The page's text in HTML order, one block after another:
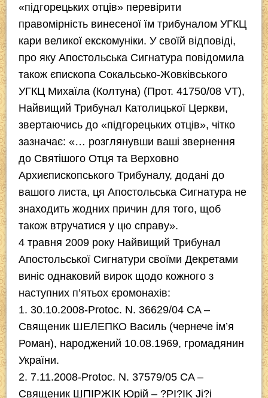
«підгорецьких отців» перевірити
правомірність винесеної їм трибуналом УГКЦ
кари великої екскомуніки. У своїй відповіді,
про яку Апостольська Сигнатура повідомила
також єпископа Сокальсько-Жовківського
УГКЦ Михаїла (Колтуна) (Прот. 41750/08 VT),
Найвищий Трибунал Католицької Церкви,
звертаючись до «підгорецьких отців», чітко
зазначає: «… розглянувши ваші звернення
до Святішого Отця та Верховно
Архиєпископського Трибуналу, додані до
вашого листа, ця Апостольська Сигнатура не
знаходить жодних причин для того, щоб
також втручатися у цю справу».
4 травня 2009 року Найвищий Трибунал
Апостольської Сигнатури своїми Декретами
виніс однаковий вирок щодо кожного з
наступних п’ятьох єромонахів:
1. 30.10.2008-Protoc. N. 36629/04 CA –
Священик ШЕЛЕПКО Василь (чернече ім’я
Роман), народжений 10.08.1969, громадянин
України.
2. 7.11.2008-Protoc. N. 37579/05 CA –
Священик ШПІРЖІК Юрій – ?PI?IK Ji?i